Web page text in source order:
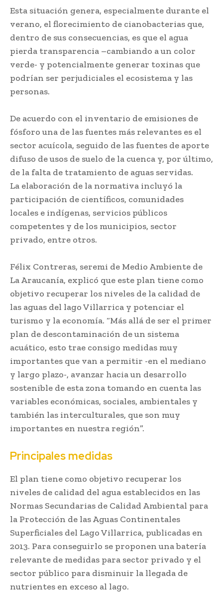
Esta situación genera, especialmente durante el
verano, el florecimiento de cianobacterias que,
dentro de sus consecuencias, es que el agua
pierda transparencia –cambiando a un color
verde- y potencialmente generar toxinas que
podrían ser perjudiciales el ecosistema y las
personas.
De acuerdo con el inventario de emisiones de
fósforo una de las fuentes más relevantes es el
sector acuícola, seguido de las fuentes de aporte
difuso de usos de suelo de la cuenca y, por último,
de la falta de tratamiento de aguas servidas.
La elaboración de la normativa incluyó la
participación de científicos, comunidades
locales e indígenas, servicios públicos
competentes y de los municipios, sector
privado, entre otros.
Félix Contreras, seremi de Medio Ambiente de
La Araucanía, explicó que este plan tiene como
objetivo recuperar los niveles de la calidad de
las aguas del lago Villarrica y potenciar el
turismo y la economía. “Más allá de ser el primer
plan de descontaminación de un sistema
acuático, esto trae consigo medidas muy
importantes que van a permitir -en el mediano
y largo plazo-, avanzar hacia un desarrollo
sostenible de esta zona tomando en cuenta las
variables económicas, sociales, ambientales y
también las interculturales, que son muy
importantes en nuestra región”.
Principales medidas
El plan tiene como objetivo recuperar los
niveles de calidad del agua establecidos en las
Normas Secundarias de Calidad Ambiental para
la Protección de las Aguas Continentales
Superficiales del Lago Villarrica, publicadas en
2013. Para conseguirlo se proponen una batería
relevante de medidas para sector privado y el
sector público para disminuir la llegada de
nutrientes en exceso al lago.